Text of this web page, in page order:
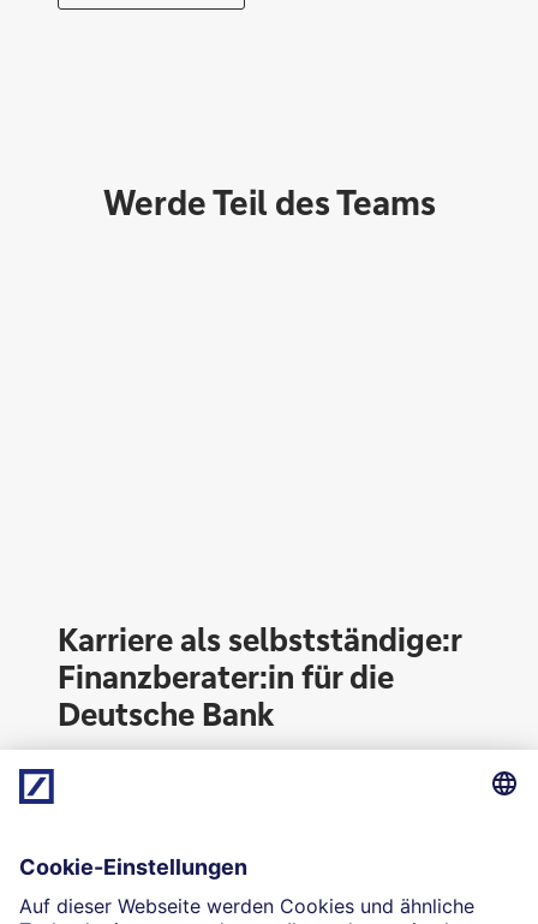
Werde Teil des Teams
Karriere als selbstständige:r
Finanzberater:in für die
Deutsche Bank
Mehr erfahren